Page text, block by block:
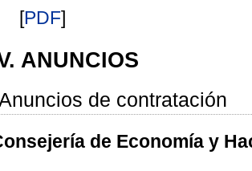
[PDF]
ANUNCIOS
de contratación
de Economía y